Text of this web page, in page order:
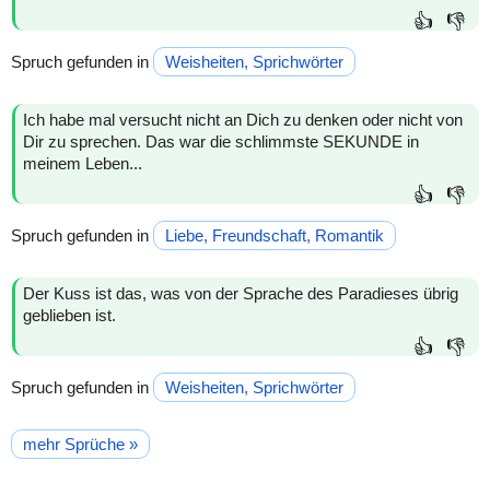
👍 👎
Spruch gefunden in Weisheiten, Sprichwörter
Ich habe mal versucht nicht an Dich zu denken oder nicht von
Dir zu sprechen. Das war die schlimmste SEKUNDE in
meinem Leben...
👍 👎
Spruch gefunden in Liebe, Freundschaft, Romantik
Der Kuss ist das, was von der Sprache des Paradieses übrig
geblieben ist.
👍 👎
Spruch gefunden in Weisheiten, Sprichwörter
mehr Sprüche »